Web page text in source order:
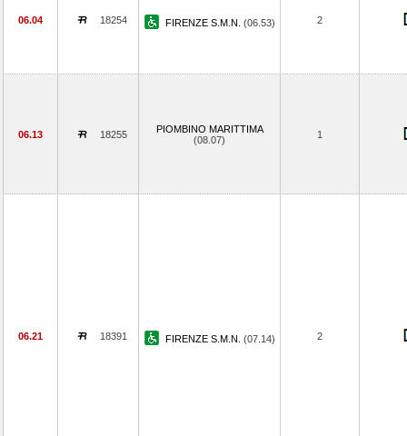
06.04 18254 FIRENZE S.M.N. (06.53) 2
06.13 18255
PIOMBINO MARITTIMA
(08.07)
1
06.21 18391 FIRENZE S.M.N. (07.14) 2